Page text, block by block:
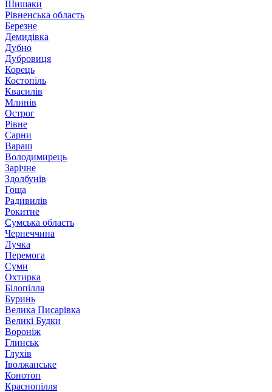
Шишаки
Рівненська область
Березне
Демидівка
Дубно
Дубровиця
Корець
Костопіль
Квасилів
Млинів
Острог
Рівне
Сарни
Вараш
Володимирець
Зарічне
Здолбунів
Гоща
Радивилів
Рокитне
Сумська область
Чернеччина
Лучка
Перемога
Суми
Охтирка
Білопілля
Буринь
Велика Писарівка
Великі Будки
Вороніж
Глинськ
Глухів
Іволжанське
Конотоп
Краснопілля